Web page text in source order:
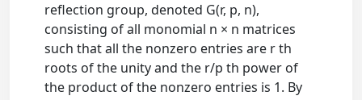
reflection group, denoted G(r, p, n),
consisting of all monomial n × n matrices
such that all the nonzero entries are r th
roots of the unity and the r/p th power of
the product of the nonzero entries is 1. By